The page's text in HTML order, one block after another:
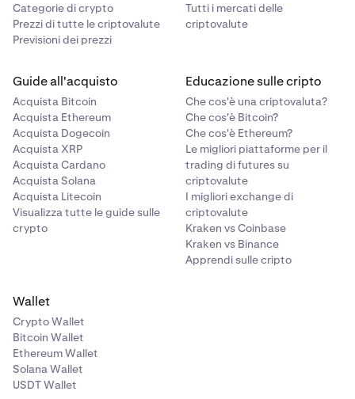
Categorie di crypto
Prezzi di tutte le criptovalute
Previsioni dei prezzi
Tutti i mercati delle
criptovalute
Guide all'acquisto
Acquista Bitcoin
Acquista Ethereum
Acquista Dogecoin
Acquista XRP
Acquista Cardano
Acquista Solana
Acquista Litecoin
Visualizza tutte le guide sulle
crypto
Educazione sulle cripto
Che cos'è una criptovaluta?
Che cos'è Bitcoin?
Che cos'è Ethereum?
Le migliori piattaforme per il
trading di futures su
criptovalute
I migliori exchange di
criptovalute
Kraken vs Coinbase
Kraken vs Binance
Apprendi sulle cripto
Wallet
Crypto Wallet
Bitcoin Wallet
Ethereum Wallet
Solana Wallet
USDT Wallet